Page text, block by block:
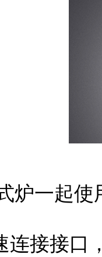
炉一起
连接接口